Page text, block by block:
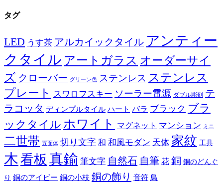
タグ
LED うす茶 アルカイックタイル アンティー
クタイル アートガラス オーダーサイ
ズ クローバー グリーン色 ステンレス ステンレス
プレート スワロフスキー ソーラー電源 ダブル彫刻 テ
ラコッタ ディンプルタイル ハート バラ ブラック ブラ
ックタイル ホワイト マグネット マンション ミニ
二世帯 五面体 切り文字 和 和風モダン 天体 家紋 工具
木看板 真鍮 筆文字 自然石 自筆 花 銅 銅のどんぐ
り 銅のアイビー 銅の小枝 銅の飾り 音符 鳥